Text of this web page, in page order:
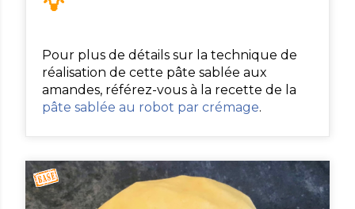
Pour plus de détails sur la technique de
réalisation de cette pâte sablée aux
amandes, référez-vous à la recette de la
pâte sablée au robot par crémage.